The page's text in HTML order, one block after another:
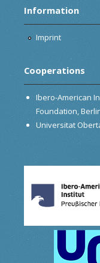
Information
Imprint
Cooperations
Ibero-American
Foundation,
Universitat